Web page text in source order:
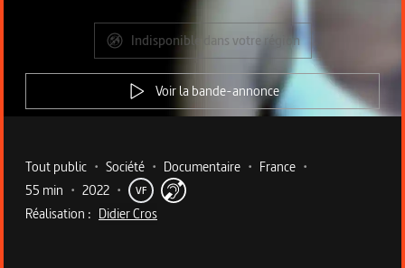
Indisponible dans votre région
Voir la bande-annonce
Metadata du programme
Tout public • Société • Documentaire • France •
55 min • 2022 • VF
Réalisation : Didier Cros